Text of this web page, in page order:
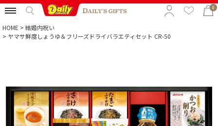
0
カテゴリから選ぶ
贈る相手から選ぶ
HOME
結婚内祝い
ヤマサ鮮度しょうゆ＆フリーズドライバラエティセット CR-50